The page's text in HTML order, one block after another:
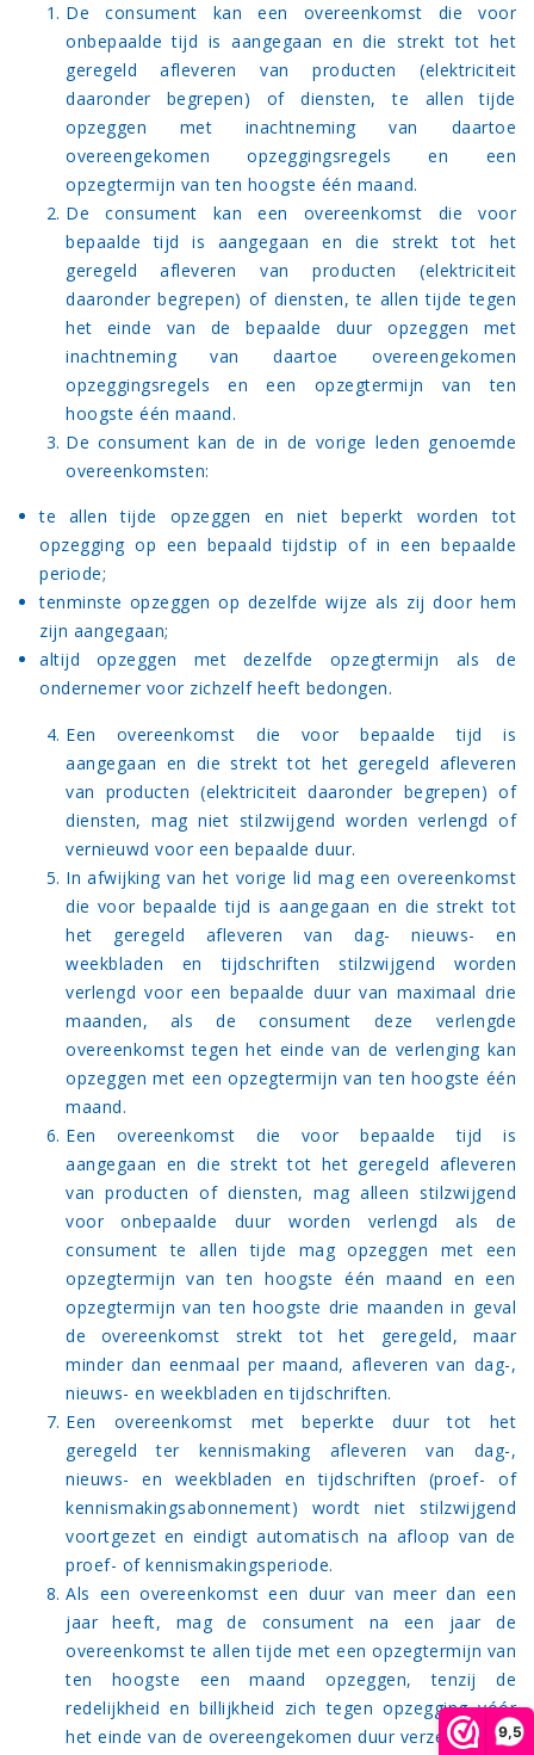
9,5
De consument kan een overeenkomst die voor
onbepaalde tijd is aangegaan en die strekt tot het
geregeld afleveren van producten (elektriciteit
daaronder begrepen) of diensten, te allen tijde
opzeggen met inachtneming van daartoe
overeengekomen opzeggingsregels en een
opzegtermijn van ten hoogste één maand.
De consument kan een overeenkomst die voor
bepaalde tijd is aangegaan en die strekt tot het
geregeld afleveren van producten (elektriciteit
daaronder begrepen) of diensten, te allen tijde tegen
het einde van de bepaalde duur opzeggen met
inachtneming van daartoe overeengekomen
opzeggingsregels en een opzegtermijn van ten
hoogste één maand.
De consument kan de in de vorige leden genoemde
overeenkomsten:
te allen tijde opzeggen en niet beperkt worden tot
opzegging op een bepaald tijdstip of in een bepaalde
periode;
tenminste opzeggen op dezelfde wijze als zij door hem
zijn aangegaan;
altijd opzeggen met dezelfde opzegtermijn als de
ondernemer voor zichzelf heeft bedongen.
Een overeenkomst die voor bepaalde tijd is
aangegaan en die strekt tot het geregeld afleveren
van producten (elektriciteit daaronder begrepen) of
diensten, mag niet stilzwijgend worden verlengd of
vernieuwd voor een bepaalde duur.
In afwijking van het vorige lid mag een overeenkomst
die voor bepaalde tijd is aangegaan en die strekt tot
het geregeld afleveren van dag- nieuws- en
weekbladen en tijdschriften stilzwijgend worden
verlengd voor een bepaalde duur van maximaal drie
maanden, als de consument deze verlengde
overeenkomst tegen het einde van de verlenging kan
opzeggen met een opzegtermijn van ten hoogste één
maand.
Een overeenkomst die voor bepaalde tijd is
aangegaan en die strekt tot het geregeld afleveren
van producten of diensten, mag alleen stilzwijgend
voor onbepaalde duur worden verlengd als de
consument te allen tijde mag opzeggen met een
opzegtermijn van ten hoogste één maand en een
opzegtermijn van ten hoogste drie maanden in geval
de overeenkomst strekt tot het geregeld, maar
minder dan eenmaal per maand, afleveren van dag-,
nieuws- en weekbladen en tijdschriften.
Een overeenkomst met beperkte duur tot het
geregeld ter kennismaking afleveren van dag-,
nieuws- en weekbladen en tijdschriften (proef- of
kennismakingsabonnement) wordt niet stilzwijgend
voortgezet en eindigt automatisch na afloop van de
proef- of kennismakingsperiode.
Als een overeenkomst een duur van meer dan een
jaar heeft, mag de consument na een jaar de
overeenkomst te allen tijde met een opzegtermijn van
ten hoogste een maand opzeggen, tenzij de
redelijkheid en billijkheid zich tegen opzegging vóór
het einde van de overeengekomen duur verzetten.